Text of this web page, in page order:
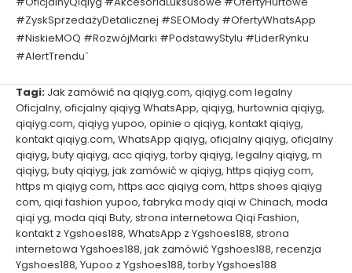
#ZyskSprzedażyDetalicznej #SEOMody #OfertyWhatsApp
#NiskieMOQ #RozwójMarki #PodstawyStylu #LiderRynku
#AlertTrendu`
Tagi: Jak zamówić na qiqiyg.com, qiqiyg.com legalny
Oficjalny, oficjalny qiqiyg WhatsApp, qiqiyg, hurtownia qiqiyg,
qiqiyg.com, qiqiyg yupoo, opinie o qiqiyg, kontakt qiqiyg,
kontakt qiqiyg.com, WhatsApp qiqiyg, oficjalny qiqiyg, oficjalny
qiqiyg, buty qiqiyg, acc qiqiyg, torby qiqiyg, legalny qiqiyg, m
qiqiyg, buty qiqiyg, jak zamówić w qiqiyg, https qiqiyg com,
https m qiqiyg com, https acc qiqiyg com, https shoes qiqiyg
com, qiqi fashion yupoo, fabryka mody qiqi w Chinach, moda
qiqi yg, moda qiqi Buty, strona internetowa Qiqi Fashion,
kontakt z Ygshoes188, WhatsApp z Ygshoes188, strona
internetowa Ygshoes188, jak zamówić Ygshoes188, recenzja
Ygshoes188, Yupoo z Ygshoes188, torby Ygshoes188